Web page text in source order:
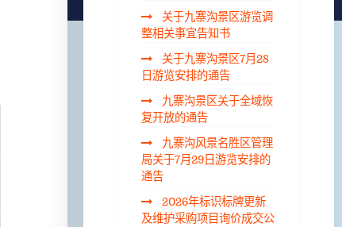
关于九寨沟景区游览调
整相关事宜告知书
关于九寨沟景区7月28
日游览安排的通告
九寨沟景区关于全域恢
复开放的通告
九寨沟风景名胜区管理
局关于7月29日游览安排的
通告
2026年标识标牌更新
及维护采购项目询价成交公